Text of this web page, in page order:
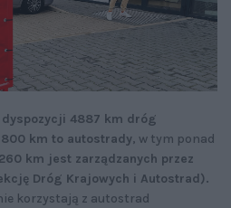
4887 km dróg
km to autostrady, w tym ponad
km jest zarządzanych przez
Dróg Krajowych i Autostrad).
korzystają z autostrad